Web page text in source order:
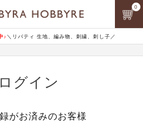
♪ ＼リバティ 生地、編み物、刺繍、刺し子／
0
ログイン
がお済みのお客様